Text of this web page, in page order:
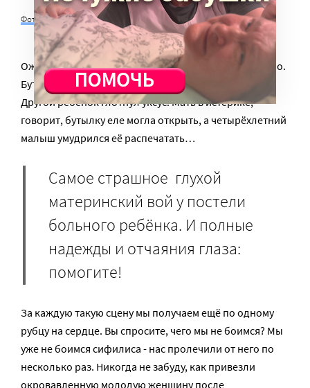
Фото с сайта journal.texaschildrens.org
Ожоги, травмы, отравления… Два года рёбенку было.
Бутылёк бабушкиного «клофелина» и ­ не спасли.
Другой ребёнок глотнул уксус. Мать в истерике,
говорит, бутылку еле могла открыть, а четырёхлетний
малыш умудрился её распечатать…
Самое страшное ­ глухой
материнский вой у постели
больного ребёнка. И полные
надежды и отчаяния глаза:
помогите!
За каждую такую сцену мы получаем ещё по одному
рубцу на сердце. Вы спросите, чего мы не боимся? Мы
уже не боимся сифилиса -­ нас пролечили от него по
несколько раз. Никогда не забуду, как привезли
окровавленную молодую женщину после